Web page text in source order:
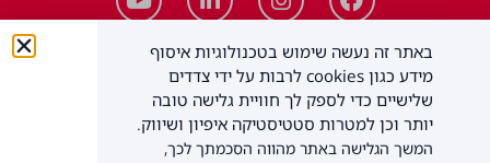
באתר זה נעשה שימוש בטכנולוגיות איסוף
מידע כגון cookies לרבות על ידי צדדים
שלישיים כדי לספק לך חוויית גלישה טובה
יותר וכן למטרות סטטיסטיקה איפיון ושיווק.
המשך הגלישה באתר מהווה הסכמתך לכך,